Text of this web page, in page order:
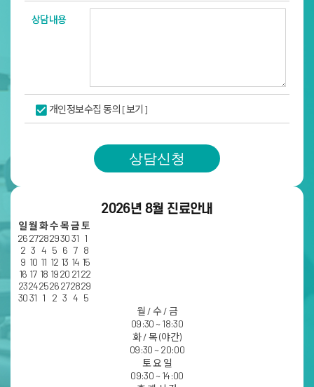
2026년 8월 진료안내
일월 화수목금토
262728293031 1
2 3 4 5 6 7 8
9 10 11 12 13 14 15
16 17 18 1920 2122
23242526272829
3031 1 2 3 4 5
월 / 수 / 금
09:30 ~ 18:30
화 / 목 (야간)
09:30 ~ 20:00
토 요 일
09:30 ~ 14:00
상담내용
개인정보수집 동의 [보기]
상담신청